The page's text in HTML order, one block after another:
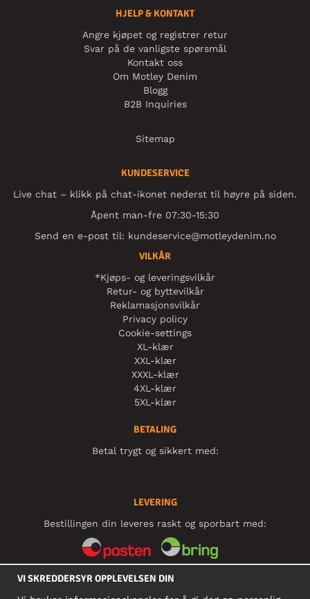
HJELP & KONTAKT
Angre kjøpet og registrer retur
Svar på de vanligste spørsmål
Kontakt oss
Om Motley Denim
Blogg
B2B Inquiries
Sitemap
KUNDESERVICE
Live chat – klikk på chat-ikonet nederst til høyre på siden.
Åpent man-fre 07:30-15:30
Send en e-post til: kundeservice@motleydenim.no
VILKÅR
*Kjøps- og leveringsvilkår
Retur- og byttevilkår
Reklamasjonsvilkår
Privacy policy
Cookie-settings
XL-klær
XXL-klær
XXXL-klær
4XL-klær
5XL-klær
BETALING
Betal trygt og sikkert med:
LEVERING
Bestillingen din leveres raskt og sporbart med:
SOSIALE MEDIER
VI SKREDDERSYR OPPLEVELSEN DIN